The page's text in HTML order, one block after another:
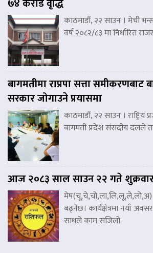
काठमाडौं, २२ साउन । मेची
वर्ष २०८२/८३ मा निर्धारित
बागमतीमा राप्रपा सत्ता समीकरणबाट
सरकार जोगाउने प्रयासमा
काठमाडौं, २२ साउन । राष्ट्रिय
बागमती प्रदेश संसदीय दलले
आज २०८३ साल साउन २२ गते
बढ्नेछ। कार्यक्षेत्रमा नयाँ
साथले काम सजिलो